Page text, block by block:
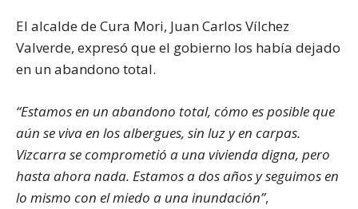
El alcalde de Cura Mori, Juan Carlos Vílchez
Valverde, expresó que el gobierno los había dejado
en un abandono total.
“Estamos en un abandono total, cómo es posible que
aún se viva en los albergues, sin luz y en carpas.
Vizcarra se comprometió a una vivienda digna, pero
hasta ahora nada. Estamos a dos años y seguimos en
lo mismo con el miedo a una inundación”,